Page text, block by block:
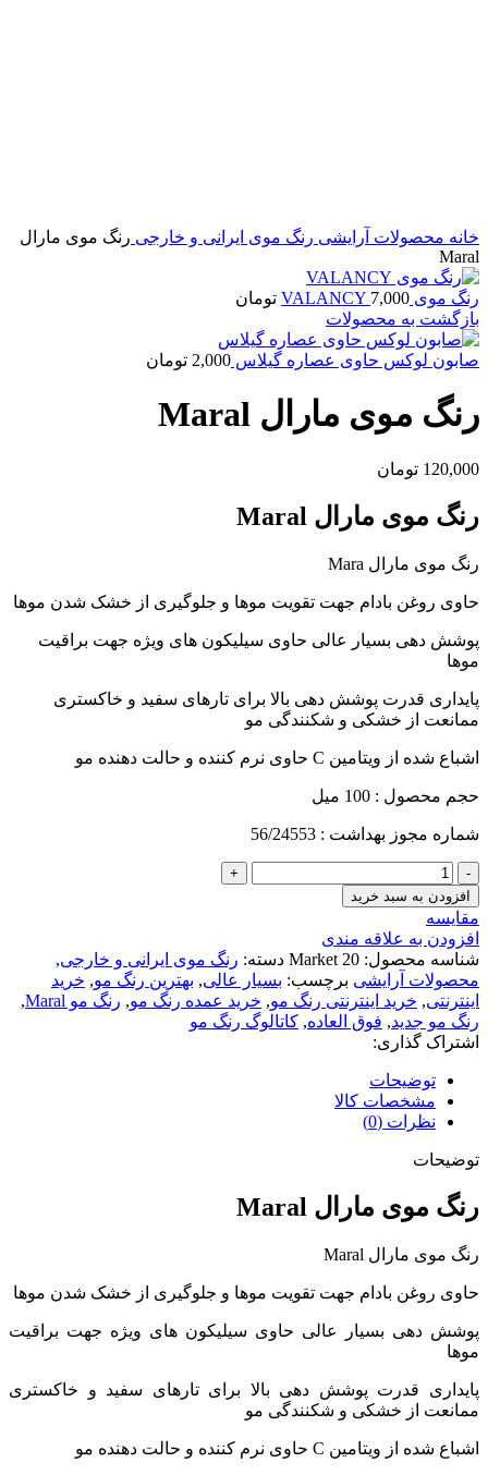
خانه محصولات آرایشی رنگ موی ایرانی و خارجی رنگ موی مارال
Maral
رنگ موی VALANCY 7,000
تومان
بازگشت به محصولات
صابون لوکس حاوی عصاره گیلاس 2,000 تومان
رنگ موی مارال Maral
120,000 تومان
رنگ موی مارال Maral
رنگ موی مارال Mara
حاوی روغن بادام جهت تقویت موها و جلوگیری از خشک شدن موها
پوشش دهی بسیار عالی حاوی سیلیکون های ویژه جهت براقیت
موها
پایداری قدرت پوشش دهی بالا برای تارهای سفید و خاکستری
ممانعت از خشکی و شکنندگی مو
اشباع شده از ویتامین C حاوی نرم کننده و حالت دهنده مو
حجم محصول : 100 میل
شماره مجوز بهداشت : 56/24553
رنگ
موی
مارال
Maral
عدد
افزودن به سبد خرید
مقايسه
افزودن به علاقه مندی
شناسه محصول: Market 20 دسته: رنگ موی ایرانی و خارجی,
محصولات آرایشی برچسب: بسیار عالی, بهترین رنگ مو, خرید
اینترنتی, خرید اینترنتی رنگ مو, خرید عمده رنگ مو, رنگ مو Maral
,
رنگ مو جدید, فوق العاده, کاتالوگ رنگ مو
اشتراک گذاری:
توضیحات
مشخصات کالا
نظرات (0)
توضیحات
رنگ موی مارال Maral
رنگ موی مارال Maral
حاوی روغن بادام جهت تقویت موها و جلوگیری از خشک شدن موها
پوشش دهی بسیار عالی حاوی سیلیکون های ویژه جهت براقیت
موها
پایداری قدرت پوشش دهی بالا برای تارهای سفید و خاکستری
ممانعت از خشکی و شکنندگی مو
اشباع شده از ویتامین C حاوی نرم کننده و حالت دهنده مو